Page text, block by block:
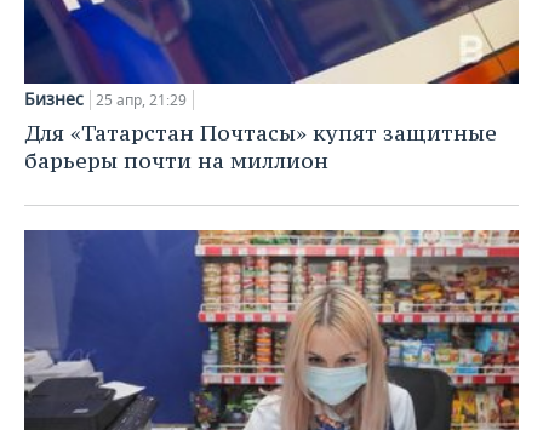
Бизнес 25 апр, 21:29
Для «Татарстан Почтасы» купят защитные
барьеры почти на миллион